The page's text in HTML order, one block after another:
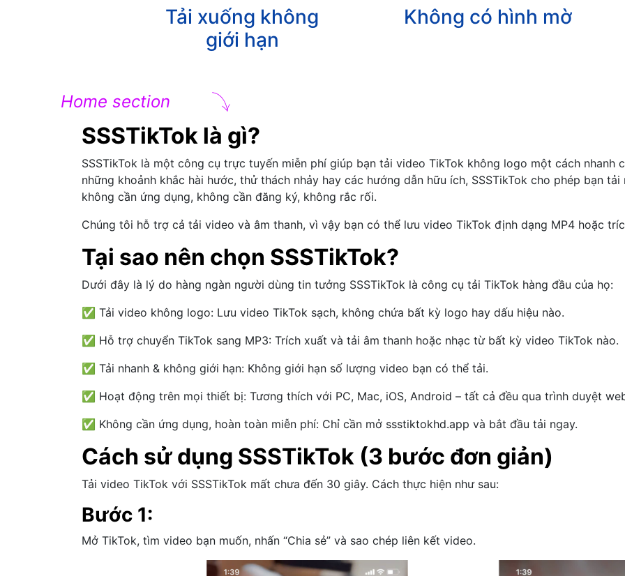
Tải xuống không
giới hạn
Không có hình mờ
Home section
SSSTikTok là gì?
SSSTikTok là một công cụ trực tuyến miễn phí giúp bạn tải video TikTok không logo một cách nhanh
những khoảnh khắc hài hước, thử thách nhảy hay các hướng dẫn hữu ích, SSSTikTok cho phép bạn
không cần ứng dụng, không cần đăng ký, không rắc rối.
Chúng tôi hỗ trợ cả tải video và âm thanh, vì vậy bạn có thể lưu video TikTok định dạng MP4 hoặc
Tại sao nên chọn SSSTikTok?
Dưới đây là lý do hàng ngàn người dùng tin tưởng SSSTikTok là công cụ tải TikTok hàng đầu của họ:
✅ Tải video không logo: Lưu video TikTok sạch, không chứa bất kỳ logo hay dấu hiệu nào.
✅ Hỗ trợ chuyển TikTok sang MP3: Trích xuất và tải âm thanh hoặc nhạc từ bất kỳ video TikTok nào.
✅ Tải nhanh & không giới hạn: Không giới hạn số lượng video bạn có thể tải.
✅ Hoạt động trên mọi thiết bị: Tương thích với PC, Mac, iOS, Android – tất cả đều qua trình duyệt
✅ Không cần ứng dụng, hoàn toàn miễn phí: Chỉ cần mở ssstiktokhd.app và bắt đầu tải ngay.
Cách sử dụng SSSTikTok (3 bước đơn giản)
Tải video TikTok với SSSTikTok mất chưa đến 30 giây. Cách thực hiện như sau:
Bước 1:
Mở TikTok, tìm video bạn muốn, nhấn “Chia sẻ” và sao chép liên kết video.